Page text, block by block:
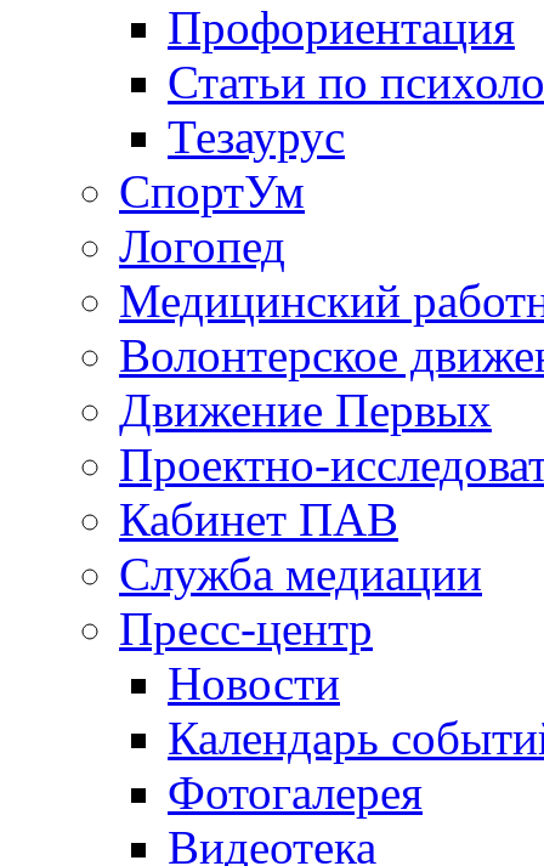
Профориентация
Статьи по
Тезаурус
СпортУм
Логопед
Медицинский
Волонтерское
Движение Первых
Проектно-
Кабинет ПАВ
Служба медиации
Пресс-центр
Новости
Календарь
Фотогалерея
Видеотека